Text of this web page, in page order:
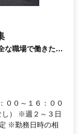
な職場で働きたい
００～１６：００
し） ※週２～３日
※勤務日時の相